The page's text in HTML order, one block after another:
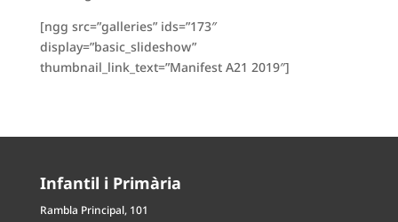
[ngg src=”galleries” ids=”173″
display=”basic_slideshow”
thumbnail_link_text=”Manifest A21 2019″]
Infantil i Primària
Rambla Principal, 101